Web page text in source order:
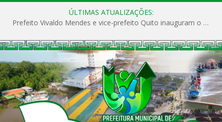
ÚLTIMAS ATUALIZAÇÕES:
Prefeito Vivaldo Mendes e vice-prefeito Quito inauguram o CAPS e fortalecem a saúde pública em Anajás.